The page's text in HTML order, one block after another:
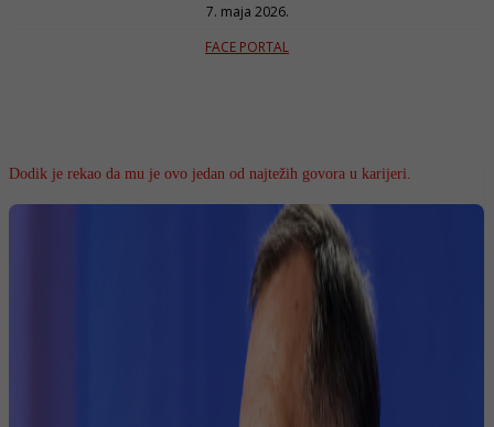
7. maja 2026.
FACE PORTAL
Dodik je rekao da mu je ovo jedan od najtežih govora u karijeri.